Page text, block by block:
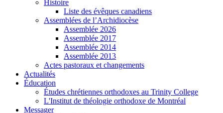
Histoire
Liste des évêques canadiens
Assemblées de l’Archidiocèse
Assemblée 2026
Assemblée 2017
Assemblée 2014
Assemblée 2013
Actes pastoraux et changements
Actualités
Éducation
Études chrétiennes orthodoxes au Trinity College
L'Institut de théologie orthodoxe de Montréal
Messager